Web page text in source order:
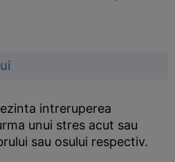
intreruperea
unui stres acut sau
sau osului respectiv.